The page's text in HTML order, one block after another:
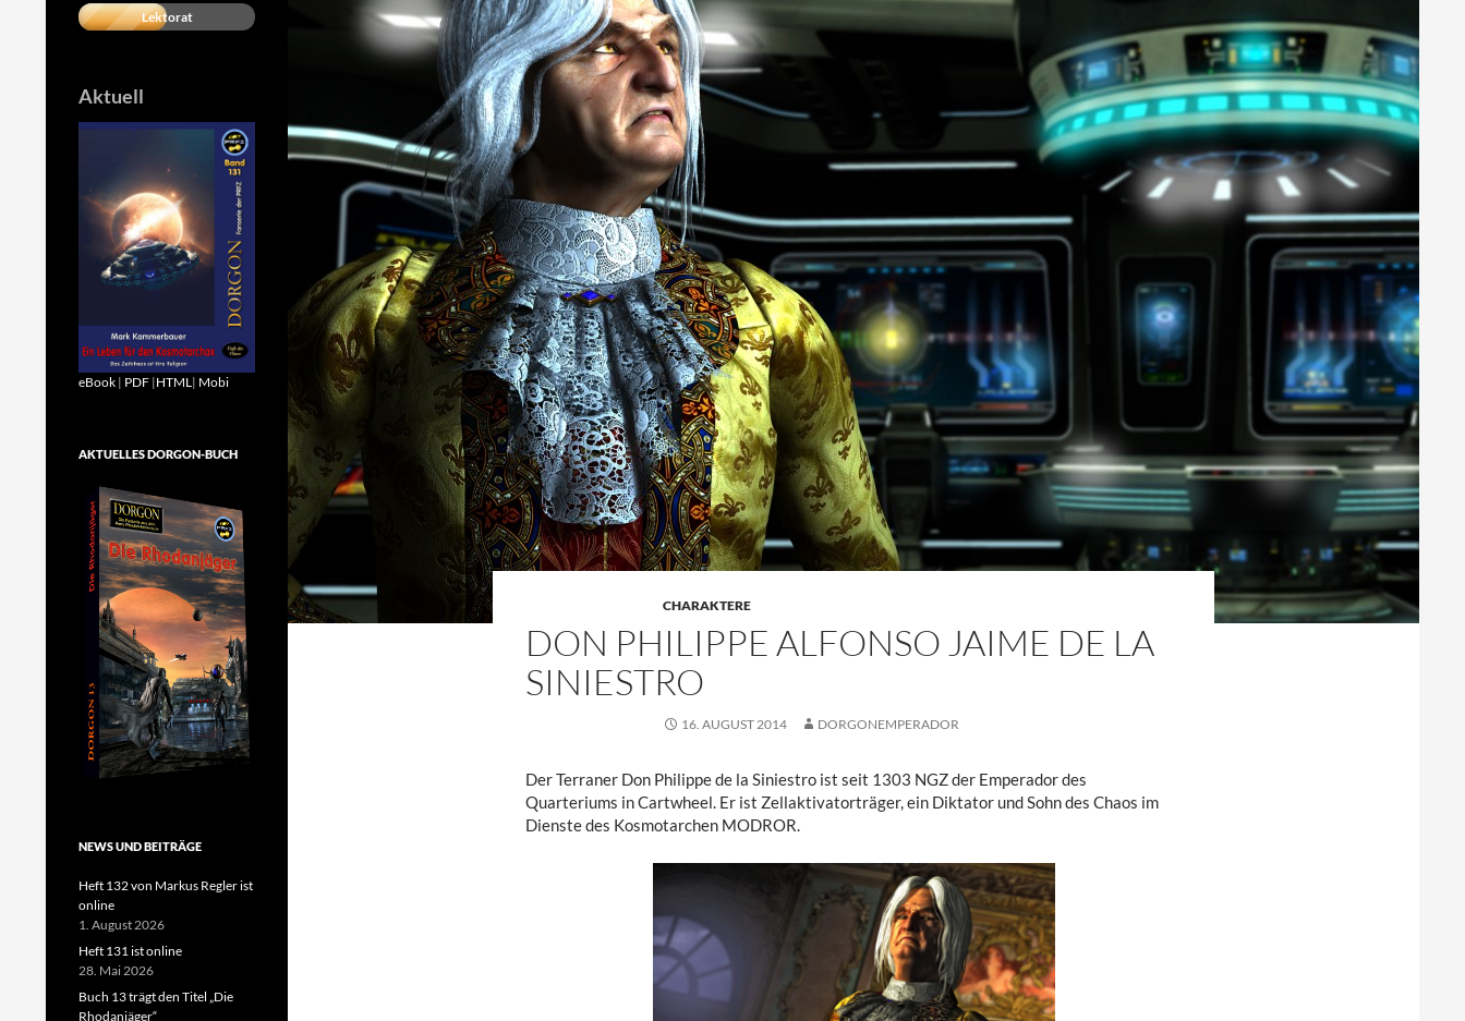
CHARAKTERE
DON PHILIPPE ALFONSO JAIME DE LA
SINIESTRO
16. AUGUST 2014 DORGONEMPERADOR
Der Terraner Don Philippe de la Siniestro ist seit 1303 NGZ der Emperador des
Quarteriums in Cartwheel. Er ist Zellaktivatorträger, ein Diktator und Sohn des Chaos im
Dienste des Kosmotarchen MODROR.
Lektorat
Aktuell
eBook | PDF |HTML | Mobi
AKTUELLES DORGON-BUCH
NEWS UND BEITRÄGE
Heft 132 von Markus Regler ist
online
1. August 2026
Heft 131 ist online
28. Mai 2026
Buch 13 trägt den Titel „Die
Rhodanjäger“